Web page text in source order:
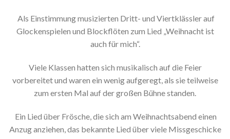
Als Einstimmung musizierten Dritt- und Viertklässler auf
Glockenspielen und Blockflöten zum Lied „Weihnacht ist
auch für mich“.
Viele Klassen hatten sich musikalisch auf die Feier
vorbereitet und waren ein wenig aufgeregt, als sie teilweise
zum ersten Mal auf der großen Bühne standen.
Ein Lied über Frösche, die sich am Weihnachtsabend einen
Anzug anziehen, das bekannte Lied über viele Missgeschicke